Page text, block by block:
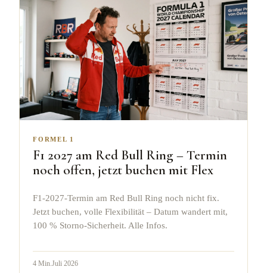
FORMEL 1
F1 2027 am Red Bull Ring – Termin
noch offen, jetzt buchen mit Flex
F1-2027-Termin am Red Bull Ring noch nicht fix.
Jetzt buchen, volle Flexibilität – Datum wandert mit,
100 % Storno-Sicherheit. Alle Infos.
4 Min. Juli 2026